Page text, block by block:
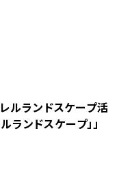
レルランドスケープ活
ンドスケープ」」